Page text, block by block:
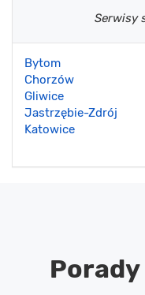
Serwisy
Bytom
Chorzów
Gliwice
Jastrzębie-Zdrój
Katowice